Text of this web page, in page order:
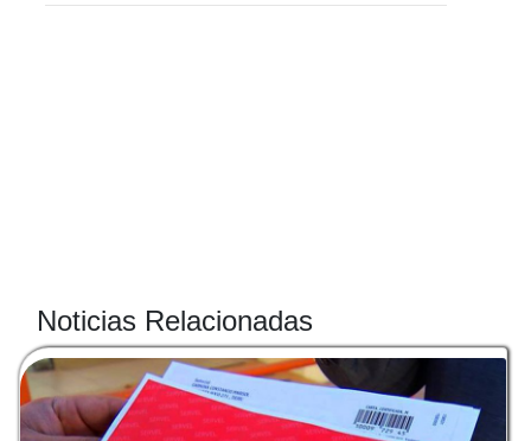
Noticias Relacionadas